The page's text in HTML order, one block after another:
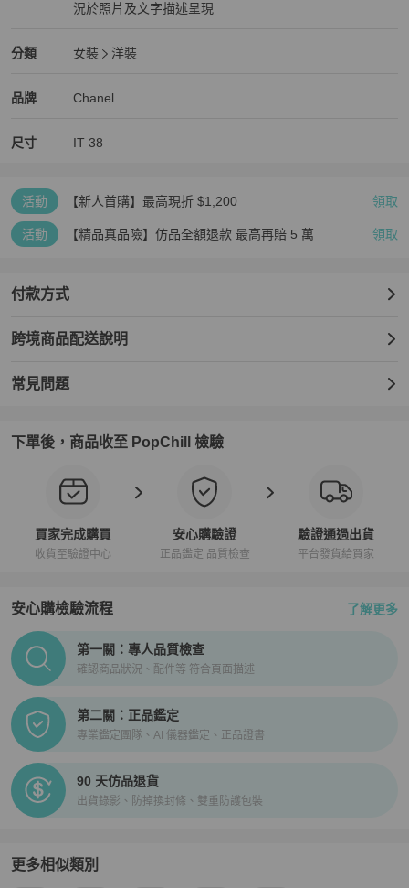
況於照片及文字描述呈現
分類
Chanel 女裝分類資訊
女裝
洋裝
品牌
Chanel 精品女裝品牌介紹
Chanel
Chanel 推薦清單
尺寸 IT 38
活動 【新人首購】最高現折 $1,200 領取
活動 【精品真品險】仿品全額退款 最高再賠 5 萬 領取
付款方式
跨境商品配送說明
常見問題
下單後，商品收至 PopChill 檢驗
買家完成購買
收貨至驗證中心
安心購驗證
正品鑑定 品質檢查
驗證通過出貨
平台發貨給買家
安心購檢驗流程 了解更多
PopChill拍拍圈正品驗證、安心購檢驗流程介紹
第一關：專人品質檢查
確認商品狀況、配件等 符合頁面描述
第二關：正品鑑定
專業鑑定團隊、AI 儀器鑑定、正品證書
90 天仿品退貨
出貨錄影、防掉換封條、雙重防護包裝
更多相似類別